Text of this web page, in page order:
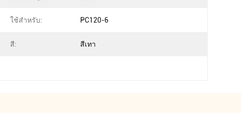
ใช้สำหรับ: PC120-6
สี: สีเทา